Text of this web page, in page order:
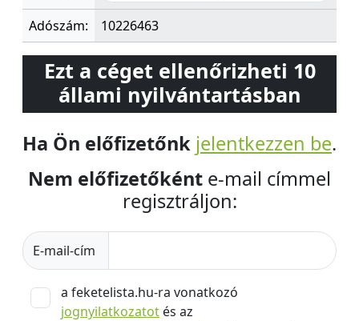
Adószám: 10226463
Ezt a céget ellenőrizheti 10
állami nyilvántartásban
Ha Ön előfizetőnk jelentkezzen be.
Nem előfizetőként e-mail címmel
regisztráljon:
E-mail-cím
a feketelista.hu-ra vonatkozó
jognyilatkozatot és az